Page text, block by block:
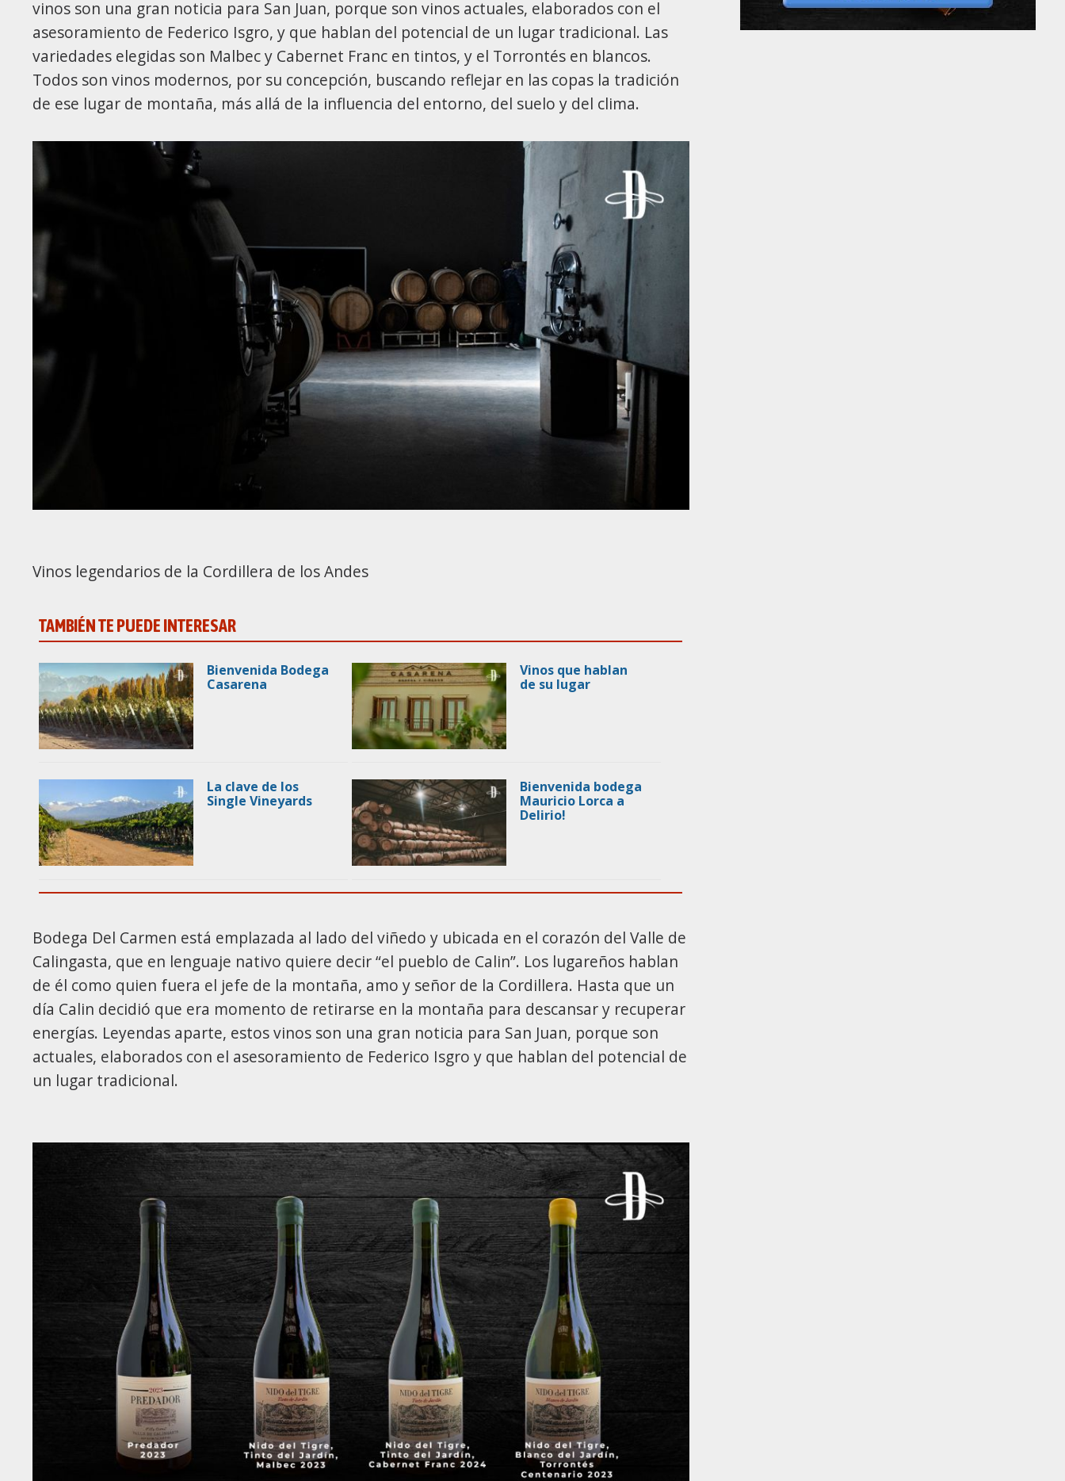
vinos son una gran noticia para San Juan, porque son vinos actuales, elaborados con el
asesoramiento de Federico Isgro, y que hablan del potencial de un lugar tradicional. Las
variedades elegidas son Malbec y Cabernet Franc en tintos, y el Torrontés en blancos.
Todos son vinos modernos, por su concepción, buscando reflejar en las copas la tradición
de ese lugar de montaña, más allá de la influencia del entorno, del suelo y del clima.
Vinos legendarios de la Cordillera de los Andes
TAMBIÉN TE PUEDE INTERESAR
Bienvenida Bodega
Casarena
Vinos que hablan
de su lugar
La clave de los
Single Vineyards
Bienvenida bodega
Mauricio Lorca a
Delirio!
Bodega Del Carmen está emplazada al lado del viñedo y ubicada en el corazón del Valle de
Calingasta, que en lenguaje nativo quiere decir “el pueblo de Calin”. Los lugareños hablan
de él como quien fuera el jefe de la montaña, amo y señor de la Cordillera. Hasta que un
día Calin decidió que era momento de retirarse en la montaña para descansar y recuperar
energías. Leyendas aparte, estos vinos son una gran noticia para San Juan, porque son
actuales, elaborados con el asesoramiento de Federico Isgro y que hablan del potencial de
un lugar tradicional.